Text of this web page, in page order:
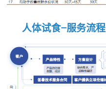
人体试食-服务流程